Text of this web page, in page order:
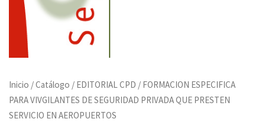
Inicio /Catálogo / EDITORIAL CPD / FORMACION ESPECIFICA
PARA VIVGILANTES DE SEGURIDAD PRIVADA QUE PRESTEN
SERVICIO EN AEROPUERTOS